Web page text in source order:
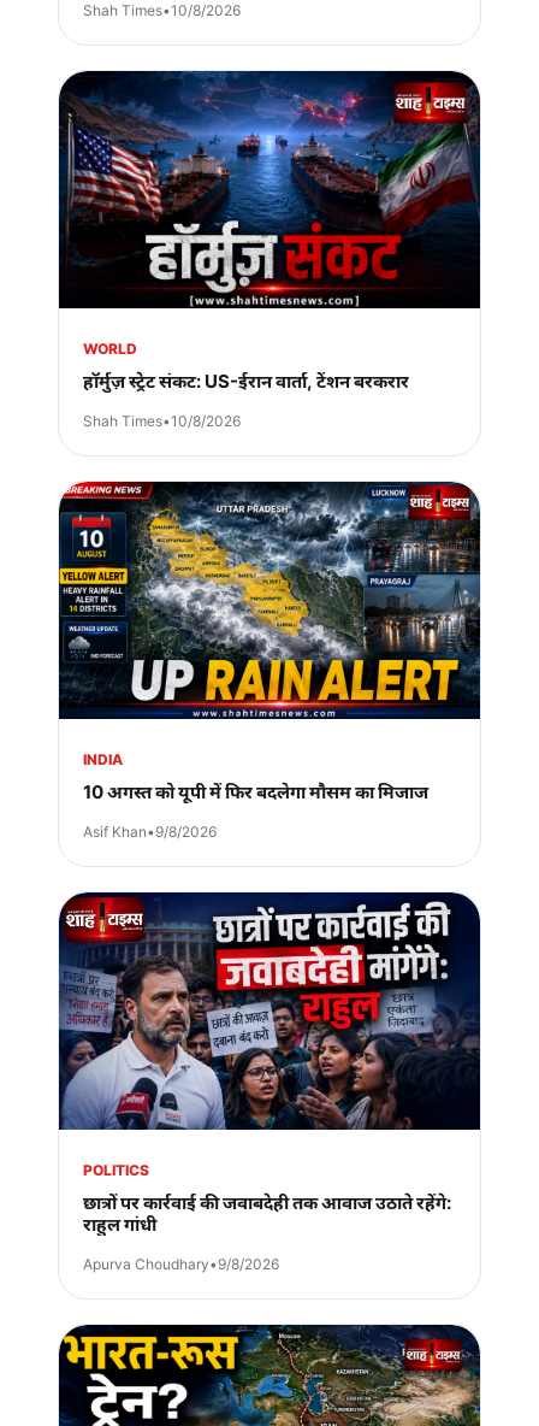
Shah Times•10/8/2026
WORLD
हॉर्मुज़ स्ट्रेट संकट: US-ईरान वार्ता, टेंशन बरकरार
Shah Times•10/8/2026
INDIA
10 अगस्त को यूपी में फिर बदलेगा मौसम का मिजाज
Asif Khan•9/8/2026
POLITICS
छात्रों पर कार्रवाई की जवाबदेही तक आवाज उठाते रहेंगे:
राहुल गांधी
Apurva Choudhary•9/8/2026